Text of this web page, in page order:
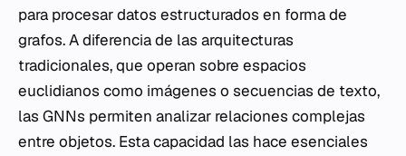
para procesar datos estructurados en forma de
grafos. A diferencia de las arquitecturas
tradicionales, que operan sobre espacios
euclidianos como imágenes o secuencias de texto,
las GNNs permiten analizar relaciones complejas
entre objetos. Esta capacidad las hace esenciales